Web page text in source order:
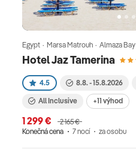
Hotel Jaz Tamerina
Egypt · Marsa Matrouh · Almaza Bay
4.5 8.8. - 15.8.2026
All Inclusive +11 výhod
1 299 €
2 165 €
Konečná cena
7 nocí za osobu